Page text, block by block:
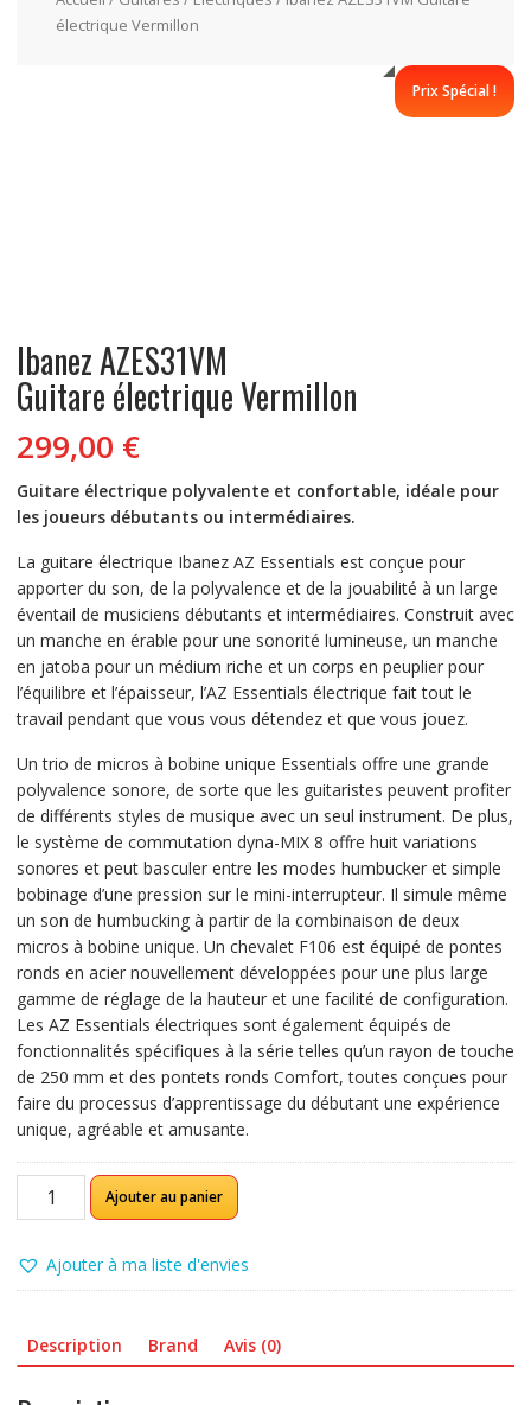
électrique Vermillon
Ibanez AZES31VM
Guitare électrique Vermillon
299,00 €
Guitare électrique polyvalente et confortable, idéale pour
les joueurs débutants ou intermédiaires.
La guitare électrique Ibanez AZ Essentials est conçue pour
apporter du son, de la polyvalence et de la jouabilité à un large
éventail de musiciens débutants et intermédiaires. Construit avec
un manche en érable pour une sonorité lumineuse, un manche
en jatoba pour un médium riche et un corps en peuplier pour
l’équilibre et l’épaisseur, l’AZ Essentials électrique fait tout le
travail pendant que vous vous détendez et que vous jouez.
Un trio de micros à bobine unique Essentials offre une grande
polyvalence sonore, de sorte que les guitaristes peuvent profiter
de différents styles de musique avec un seul instrument. De plus,
le système de commutation dyna-MIX 8 offre huit variations
sonores et peut basculer entre les modes humbucker et simple
bobinage d’une pression sur le mini-interrupteur. Il simule même
un son de humbucking à partir de la combinaison de deux
micros à bobine unique. Un chevalet F106 est équipé de pontes
ronds en acier nouvellement développées pour une plus large
gamme de réglage de la hauteur et une facilité de configuration.
Les AZ Essentials électriques sont également équipés de
fonctionnalités spécifiques à la série telles qu’un rayon de touche
de 250 mm et des pontets ronds Comfort, toutes conçues pour
faire du processus d’apprentissage du débutant une expérience
unique, agréable et amusante.
quantité
AZES31VM
Guitare
Vermillon
Ajouter au panier
Ajouter à ma liste d'envies
Description Brand Avis (0)
Prix Spécial !